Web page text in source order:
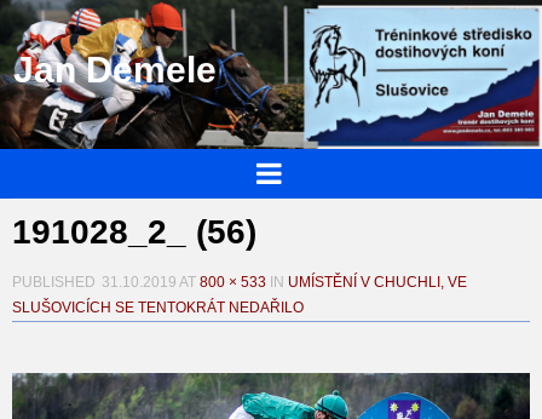
Jan Demele
191028_2_ (56)
PUBLISHED 31.10.2019 AT 800 × 533 IN UMÍSTĚNÍ V CHUCHLI, VE
SLUŠOVICÍCH SE TENTOKRÁT NEDAŘILO